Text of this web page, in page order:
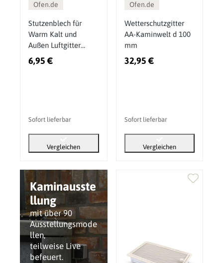
Kaminausste
llung
mit über 90
Ausstellungsmode
llen,
teilweise Live
befeuert.
Ofen.de
Stutzenblech für
Warm Kalt und
Außen Luftgitter
16x16 cm DN 150
mm
6,95 €
Sofort lieferbar
Vergleichen
Ofen.de
Wetterschutzgitter
AA-Kaminwelt d 100
mm
32,95 €
Sofort lieferbar
Vergleichen